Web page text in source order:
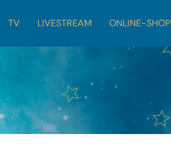
TV LIVESTREAM ONLINE-SHOP